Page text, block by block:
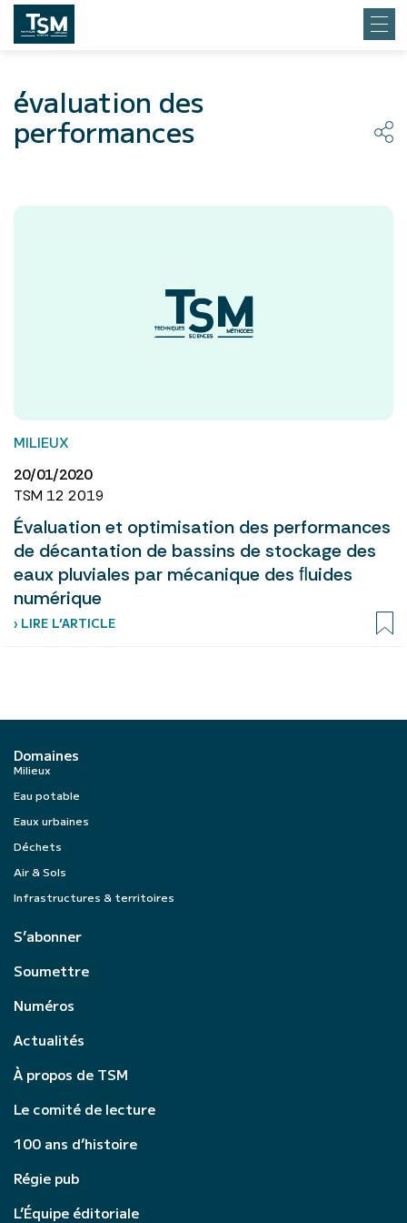
évaluation des
performances
MILIEUX
20/01/2020
TSM 12 2019
Évaluation et optimisation des performances
de décantation de bassins de stockage des
eaux pluviales par mécanique des ﬂuides
numérique
› LIRE L’ARTICLE
Domaines
Milieux
Eau potable
Eaux urbaines
Déchets
Air & Sols
Infrastructures & territoires
S’abonner
Soumettre
Numéros
Actualités
À propos de TSM
Le comité de lecture
100 ans d’histoire
Régie pub
L’Équipe éditoriale